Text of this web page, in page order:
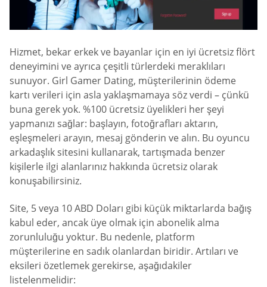
Hizmet, bekar erkek ve bayanlar için en iyi ücretsiz flört
deneyimini ve ayrıca çeşitli türlerdeki meraklıları
sunuyor. Girl Gamer Dating, müşterilerinin ödeme
kartı verileri için asla yaklaşmamaya söz verdi – çünkü
buna gerek yok. %100 ücretsiz üyelikleri her şeyi
yapmanızı sağlar: başlayın, fotoğrafları aktarın,
eşleşmeleri arayın, mesaj gönderin ve alın. Bu oyuncu
arkadaşlık sitesini kullanarak, tartışmada benzer
kişilerle ilgi alanlarınız hakkında ücretsiz olarak
konuşabilirsiniz.
Site, 5 veya 10 ABD Doları gibi küçük miktarlarda bağış
kabul eder, ancak üye olmak için abonelik alma
zorunluluğu yoktur. Bu nedenle, platform
müşterilerine en sadık olanlardan biridir. Artıları ve
eksileri özetlemek gerekirse, aşağıdakiler
listelenmelidir: